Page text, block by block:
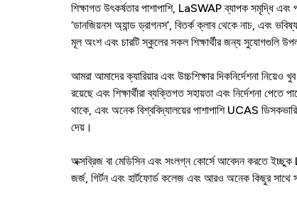
শিক্ষাগত উৎকর্ষতার পাশাপাশি, LaSWAP ব্যাপক সমৃদ্ধি
‘ডানজিয়নস অ্যান্ড ড্রাগনস’, বিতর্ক ক্লাব থেকে নাচ, এবং
মূল অংশ এবং চারটি স্কুলের সকল শিক্ষার্থীর জন্য সুযোগগুলি
আমরা আমাদের ক্যারিয়ার এবং উচ্চশিক্ষার দিকনির্দেশনা
রয়েছে এবং শিক্ষার্থীরা ব্যক্তিগত সহায়তা এবং নির্দেশনা
থাকে, এবং অনেক বিশ্ববিদ্যালয়ের পাশাপাশি UCAS
দেয়।
অক্সব্রিজ বা মেডিসিন এবং সংলগ্ন কোর্সে আবেদন করতে ইচ্ছুক
জর্জ, গির্টন এবং হার্টফোর্ড কলেজ এবং আরও অনেক কিছুর সাথে